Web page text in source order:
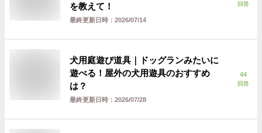
を教えて！
最終更新日時： 2026/07/14
回答
犬用庭遊び道具｜ドッグランみたいに
遊べる！屋外の犬用遊具のおすすめ
は？
最終更新日時： 2026/07/28
44
回答